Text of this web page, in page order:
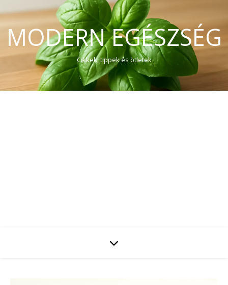
MODERN EGÉSZSÉG
Cikkek, tippek és ötletek